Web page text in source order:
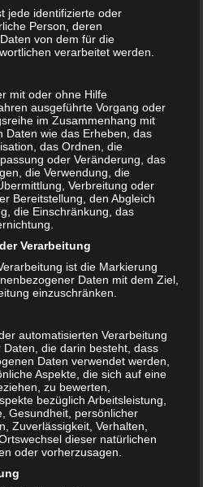
|Datenschutzeinstellungen
|Impressum
jede identifizierte oder
Person, deren
von dem für die
verarbeitet werden.
mit oder ohne Hilfe
ausgeführte Vorgang oder
im Zusammenhang mit
Daten wie das Erheben, das
das Ordnen, die
oder Veränderung, das
die Verwendung, die
Verbreitung oder
Bereitstellung, den Abgleich
die Einschränkung, das
Verarbeitung
ist die Markierung
Daten mit dem Ziel,
einzuschränken.
automatisierten Verarbeitung
die darin besteht, dass
Daten verwendet werden,
Aspekte, die sich auf eine
zu bewerten,
bezüglich Arbeitsleistung,
Gesundheit, persönlicher
Zuverlässigkeit, Verhalten,
dieser natürlichen
oder vorherzusagen.